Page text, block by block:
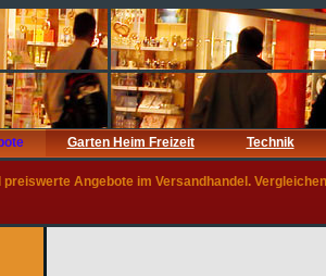
Garten Heim Freizeit Technik
preiswerte Angebote im Versandhandel.